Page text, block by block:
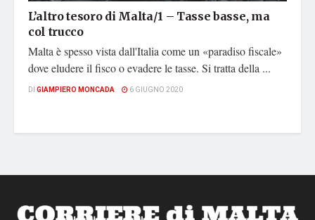
L’altro tesoro di Malta/1 – Tasse basse, ma
col trucco
Malta è spesso vista dall'Italia come un «paradiso fiscale»
dove eludere il fisco o evadere le tasse. Si tratta della ...
DI GIAMPIERO MONCADA 6 GIUGNO 2020